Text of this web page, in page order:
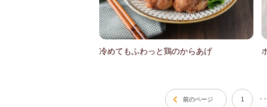
冷めてもふわっと鶏のからあげ
前のページ 1 ・